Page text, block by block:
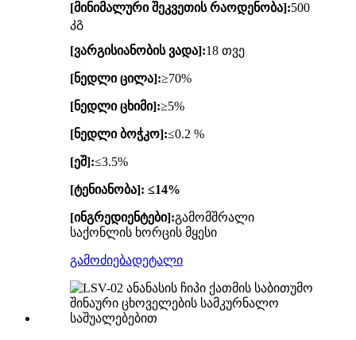
[მინიმალური შეკვეთის რაოდენობა]:500
კგ
[ვარგისიანობის ვადა]:18 თვე
[ნედლი ცილა]:≥70%
[ნედლი ცხიმი]:≥5%
[ნედლი ბოჭკო]:≤0.2 %
[ეშ]:≤3.5%
[ტენიანობა]: ≤14%
[ინგრედიენტები]:გამომშრალი
საქონლის ხორცის მყესი
გამოძიებადეტალი